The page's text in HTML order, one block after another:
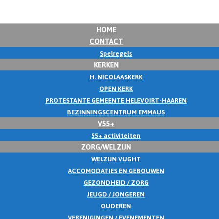
HOME
CONTACT
Spelregels
KERKEN
H. NICOLAASKERK
OPEN KERK
PROTESTANTE GEMEENTE HELEVOIRT-HAAREN
BEZINNINGSCENTRUM EMMAUS
V55+
55+ activiteiten
ZORG/WELZIJN
WELZIJN VUGHT
ACCOMODATIES EN GEBOUWEN
GEZONDHEID / ZORG
JEUGD / JONGEREN
OUDEREN